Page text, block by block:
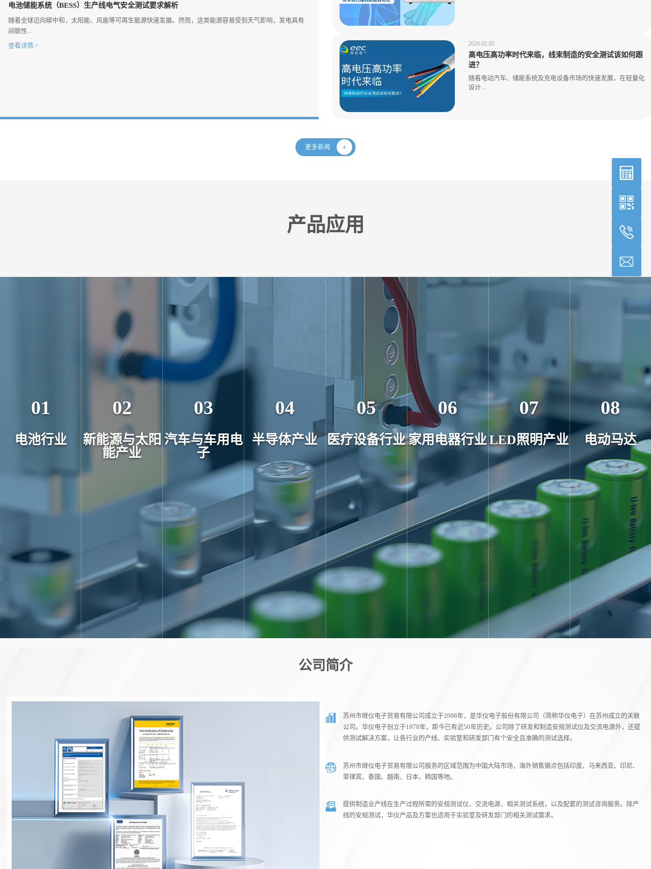
电池储能系统（BESS）生产线电气安全测试要求解析
随着全球迈向碳中和，太阳能、风能等可再生能源快速发展。然而，这类能源容易受到天气影响，发电具有
间歇性...
查看详情 > 2026.02.05
高电压高功率时代来临，线束制造的安全测试该如何跟
进？
随着电动汽车、储能系统及充电设备市场的快速发展，在轻量化
设计...
更多新闻
产品应用
01
电池行业
02
新能源与太阳
能产业
03
汽车与车用电
子
04
半导体产业
05
医疗设备行业
06
家用电器行业
07
LED照明产业
08
电动马达
公司简介
苏州市继仪电子贸易有限公司成立于2008年，是华仪电子股份有限公司（简称华仪电子）在苏州成立的关联
公司。华仪电子创立于1978年，距今已有近50年历史。公司除了研发和制造安规测试仪及交流电源外，还提
供测试解决方案，让各行业的产线、实验室和研发部门有个安全且准确的测试选择。
苏州市继仪电子贸易有限公司服务的区域范围为中国大陆市场，海外销售据点包括印度、马来西亚、印尼、
菲律宾、泰国、越南、日本、韩国等地。
提供制造业产线在生产过程所需的安规测试仪、交流电源、相关测试系统，以及配套的测试咨询服务。除产
线的安规测试，华仪产品及方案也适用于实验室及研发部门的相关测试需求。